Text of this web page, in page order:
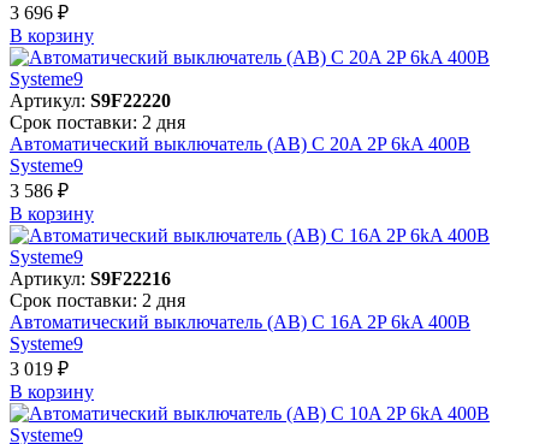
3 696 ₽
В корзинy
Артикул: S9F22220
Срок поставки: 2 дня
Автоматический выключатель (АВ) C 20A 2P 6kA 400В
Systeme9
3 586 ₽
В корзинy
Артикул: S9F22216
Срок поставки: 2 дня
Автоматический выключатель (АВ) C 16A 2P 6kA 400В
Systeme9
3 019 ₽
В корзинy